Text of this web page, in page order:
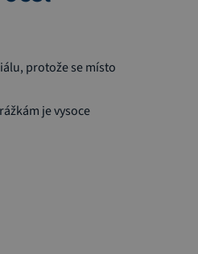
protože se místo
je vysoce